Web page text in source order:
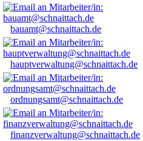
bauamt@schnaittach.de
hauptverwaltung@schnaittach.de
ordnungsamt@schnaittach.de
finanzverwaltung@schnaittach.de